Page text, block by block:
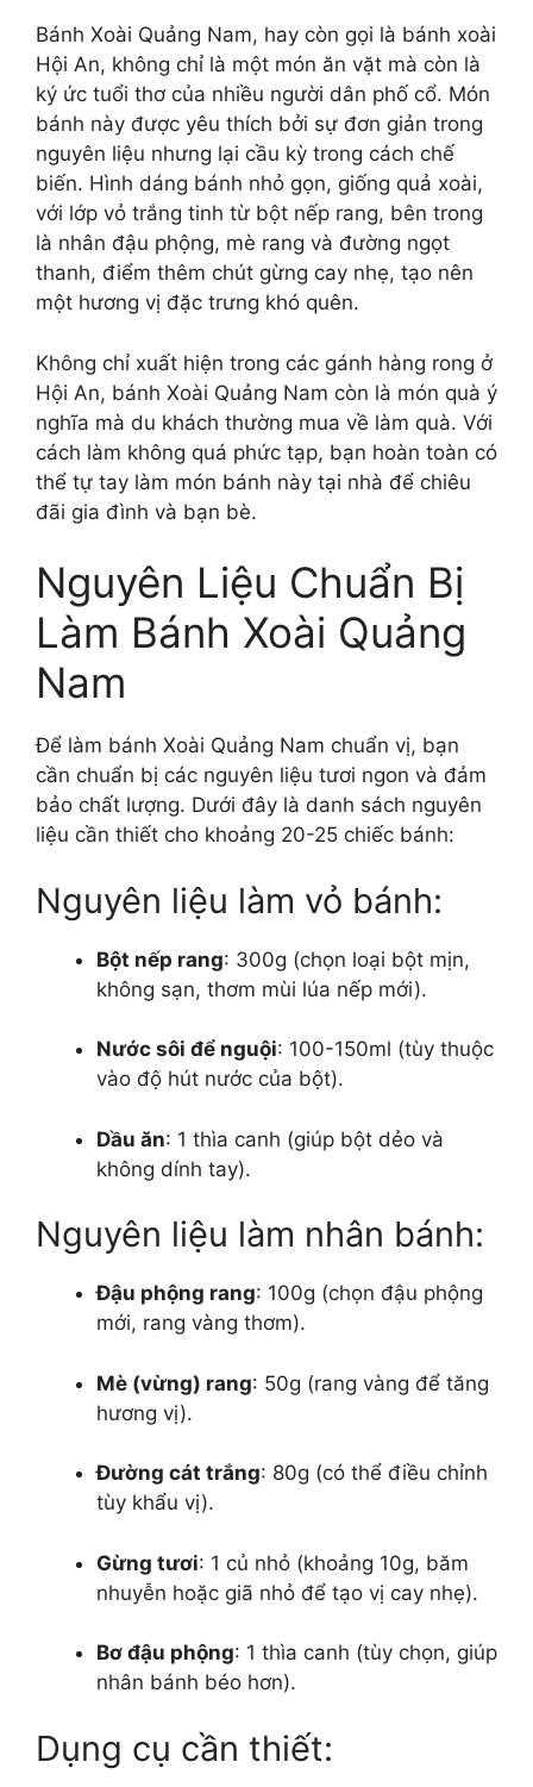
Bánh Xoài Quảng Nam, hay còn gọi là bánh xoài
Hội An, không chỉ là một món ăn vặt mà còn là
ký ức tuổi thơ của nhiều người dân phố cổ. Món
bánh này được yêu thích bởi sự đơn giản trong
nguyên liệu nhưng lại cầu kỳ trong cách chế
biến. Hình dáng bánh nhỏ gọn, giống quả xoài,
với lớp vỏ trắng tinh từ bột nếp rang, bên trong
là nhân đậu phộng, mè rang và đường ngọt
thanh, điểm thêm chút gừng cay nhẹ, tạo nên
một hương vị đặc trưng khó quên.
Không chỉ xuất hiện trong các gánh hàng rong ở
Hội An, bánh Xoài Quảng Nam còn là món quà ý
nghĩa mà du khách thường mua về làm quà. Với
cách làm không quá phức tạp, bạn hoàn toàn có
thể tự tay làm món bánh này tại nhà để chiêu
đãi gia đình và bạn bè.
Nguyên Liệu Chuẩn Bị
Làm Bánh Xoài Quảng
Nam
Để làm bánh Xoài Quảng Nam chuẩn vị, bạn
cần chuẩn bị các nguyên liệu tươi ngon và đảm
bảo chất lượng. Dưới đây là danh sách nguyên
liệu cần thiết cho khoảng 20-25 chiếc bánh:
Nguyên liệu làm vỏ bánh:
Bột nếp rang: 300g (chọn loại bột mịn,
không sạn, thơm mùi lúa nếp mới).
Nước sôi để nguội: 100-150ml (tùy thuộc
vào độ hút nước của bột).
Dầu ăn: 1 thìa canh (giúp bột dẻo và
không dính tay).
Nguyên liệu làm nhân bánh:
Đậu phộng rang: 100g (chọn đậu phộng
mới, rang vàng thơm).
Mè (vừng) rang: 50g (rang vàng để tăng
hương vị).
Đường cát trắng: 80g (có thể điều chỉnh
tùy khẩu vị).
Gừng tươi: 1 củ nhỏ (khoảng 10g, băm
nhuyễn hoặc giã nhỏ để tạo vị cay nhẹ).
Bơ đậu phộng: 1 thìa canh (tùy chọn, giúp
nhân bánh béo hơn).
Dụng cụ cần thiết: